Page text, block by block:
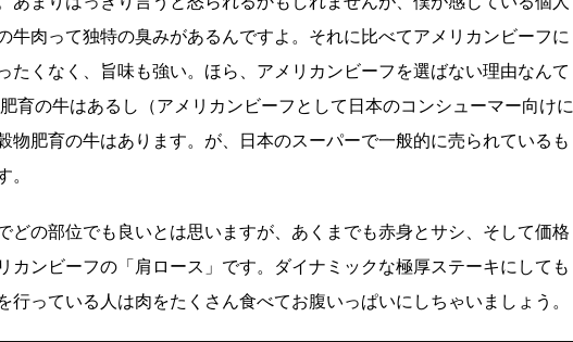
牛肉って独特の臭みがあるんですよ。それに比べてアメリカンビーフに
たくなく、旨味も強い。ほら、アメリカンビーフを選ばない理由なんて
育の牛はあるし（アメリカンビーフとして日本のコンシューマー向けに
物肥育の牛はあります。が、日本のスーパーで一般的に売られているも
どの部位でも良いとは思いますが、あくまでも赤身とサシ、そして価格
カンビーフの「肩ロース」です。ダイナミックな極厚ステーキにしても
行っている人は肉をたくさん食べてお腹いっぱいにしちゃいましょう。